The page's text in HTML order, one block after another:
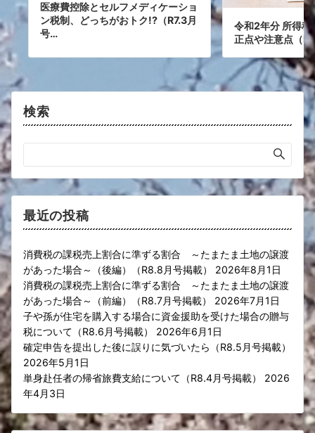
医療費控除とセルフメディケーショ
ン税制、どっちがおトク!?（R7.3月
号…
令和2年分 所得税
正点や注意点（
検索
最近の投稿
消費税の課税売上割合に準ずる割合 ～たまたま土地の譲渡
があった場合～（後編）（R8.8月号掲載）
2026年8月1日
消費税の課税売上割合に準ずる割合 ～たまたま土地の譲渡
があった場合～（前編）（R8.7月号掲載）
2026年7月1日
子や孫が住宅を購入する場合に資金援助を受けた場合の贈与
税について（R8.6月号掲載）
2026年6月1日
確定申告を提出した後に誤りに気づいたら（R8.5月号掲載）
2026年5月1日
単身赴任者の帰省旅費支給について（R8.4月号掲載）
2026
年4月3日